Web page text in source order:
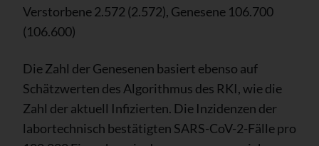
Verstorbene 2.572 (2.572), Genesene 106.700
(106.600)
Die Zahl der Genesenen basiert ebenso auf
Schätzwerten des Algorithmus des RKI, wie die
Zahl der aktuell Infizierten. Die Inzidenzen der
labortechnisch bestätigten SARS-CoV-2-Fälle pro